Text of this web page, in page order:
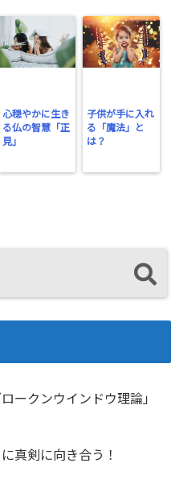
心穏やかに生き
る仏の智慧「正
見」
子供が手に入れ
る「魔法」と
は？
ークンウインドウ理論」
真剣に向き合う！